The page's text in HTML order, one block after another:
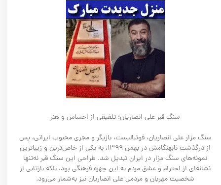
سنگ قبر علی انصاریان؛ تلفیقی از احساس و هنر
سنگ مزار علی انصاریان، فوتبالیست، بازیگر و مجری محبوب ایرانی، پس
از درگذشت نابهنگامش در بهمن ۱۳۹۹، به یکی از خاص‌ترین و زیباترین
نمونه‌های سنگ مزار در ایران تبدیل شد. طراحی این سنگ قبر نه‌تنها
نشانه‌ای از احترام و عشق مردم به این چهره فرهنگی بود، بلکه بازتابی از
شخصیت مهربان و مردمی علی انصاریان نیز به‌شمار می‌رود.